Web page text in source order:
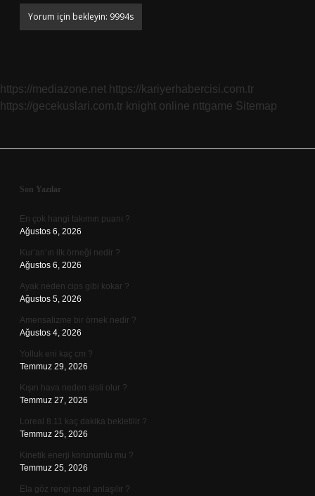
https://mediazone.net https://kariyerhabercisi.com.tr
https://gecekuslari.com.tr knight online nttgame Sitemap
Sidebar
Son Yazılar
En çok hangi takımın puanı ?
Ağustos 6, 2026
Kur’an’ın ilk örneği nedir ?
Ağustos 6, 2026
Ayak neden cips gibi kokar ?
Ağustos 5, 2026
Amensalizme bir örnek nedir ?
Ağustos 4, 2026
Yolluk eni kaç cm ?
Temmuz 29, 2026
Kışın hava neden sisli olur ?
Temmuz 27, 2026
Loreal 8.11 kaç dakika bekletilir ?
Temmuz 25, 2026
Kinetik enerji korunumlu mu ?
Temmuz 25, 2026
Ela göz rengi nasıl anlaşılır ?